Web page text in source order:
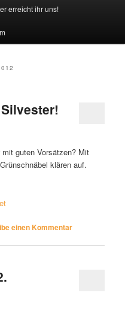
erreicht ihr uns!
guten Vorsätzen? Mit
klären auf.
einen Kommentar